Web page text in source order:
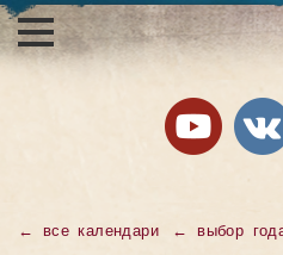
← все календари ← выбор